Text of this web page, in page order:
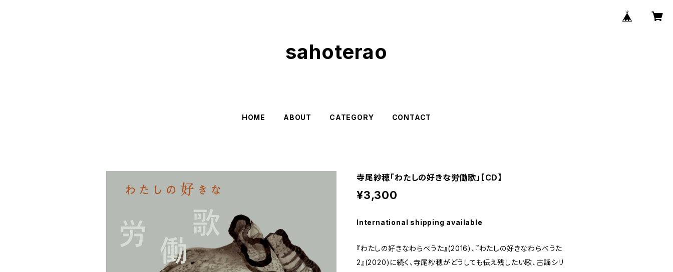
sahoterao
HOME ABOUT CATEGORY CONTACT
寺尾紗穂「わたしの好きな労働歌」【CD】
¥3,300
International shipping available
『わたしの好きなわらべうた』(2016)、『わたしの好きなわらべうた
2』(2020)に続く、寺尾紗穂がどうしても伝え残したい歌、古謡シリ